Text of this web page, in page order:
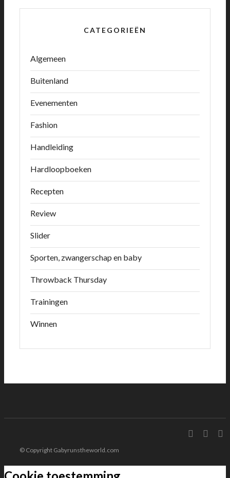
CATEGORIEËN
Algemeen
Buitenland
Evenementen
Fashion
Handleiding
Hardloopboeken
Recepten
Review
Slider
Sporten, zwangerschap en baby
Throwback Thursday
Trainingen
Winnen
© Copyright Gabyrunstheworld.com